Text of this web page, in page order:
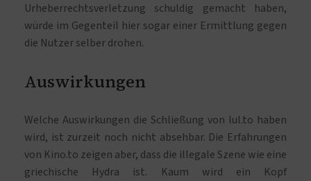
Urheberrechtsverletzung schuldig gemacht haben,
würde im Gegenteil hier sogar einer Ermittlung gegen
die Nutzer selber drohen.
Auswirkungen
Welche Auswirkungen die Schließung von lul.to haben
wird, ist zurzeit noch nicht absehbar. Die Erfahrungen
von Kino.to zeigen aber, dass die illegale Szene wie eine
griechische Hydra ist. Kaum wird ein Kopf